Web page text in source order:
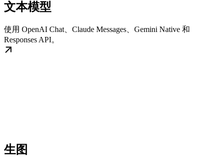
文本模型
使用 OpenAI Chat、Claude Messages、Gemini Native 和
Responses API。
生图